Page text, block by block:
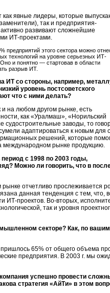
явные лидеры, которые
так и предприятия-
развивают сложнейшие
ИТ-проектами.
предприятий этого сектора можно
технологий на уровне серьезных ИТ-
и понятно — стартовав в области
разрыв ИТ.
ИТ со стороны, например,
уровень постсоветского
что с ними делать?
на любом другом рынке, есть
как «Уралмаш», «Норильский
заводы, то
адаптироваться к новым для
решений, которые
международном рынке продукцию.
с 1998 по 2003 годы,
Можно ли говорить, что в
рынке отчетливо прослеживается
данная тенденция с тем, что,
ИТ-проектов. Во-вторых,
так и уровня
секторе? Как, по вашим
65% от общего объема
предприятия. В 2003 г. мы
успешно провести
стратегия «АйТи» в этом